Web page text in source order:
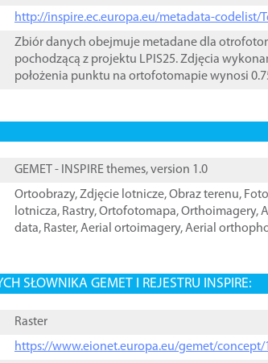
http://inspire.ec.europa.eu/metadata-codelist/
Zbiór danych obejmuje metadane dla
pochodzącą z projektu LPIS25. Zdjęcia
położenia punktu na ortofotomapie wynosi
GEMET - INSPIRE themes, version 1.0
Ortoobrazy,Zdjęcie lotnicze,Obraz terenu,
lotnicza, Rastry,Ortofotomapa,Orthoimagery,
data, Raster,Aerial ortoimagery,Aerial
SŁOWNIKA GEMET I REJESTRU INSPIRE:
Raster
https://www.eionet.europa.eu/gemet/concept/